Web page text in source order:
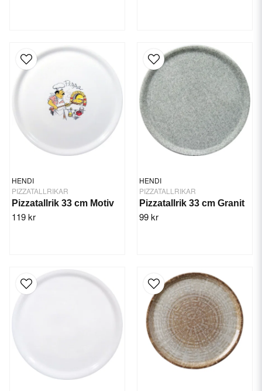
HENDI
PIZZATALLRIKAR
Pizzatallrik 33 cm Motiv
119 kr
HENDI
PIZZATALLRIKAR
Pizzatallrik 33 cm Granit
99 kr